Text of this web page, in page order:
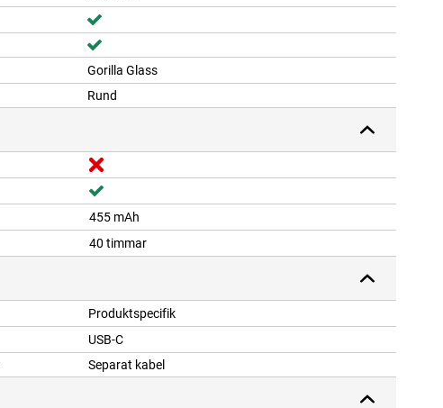
Gorilla Glass
Rund
455 mAh
40 timmar
Produktspecifik
USB-C
Separat kabel